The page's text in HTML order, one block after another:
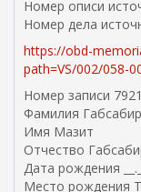
Номер описи
Номер дела
https://obd-
path=VS/002/058-
Номер записи
Фамилия
Имя Мазит
Отчество
Дата рождения
Место рождения